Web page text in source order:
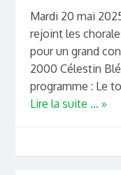
Mardi 20 mai
rejoint les
pour un grand
2000 Célestin
programme : Le
Lire la suite ... »